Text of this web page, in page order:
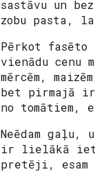
sastāvu un
zobu pasta,
Pērkot
vienādu
mērcēm,
bet pirmajā
no
Neēdam
ir lielākā
pretēji, esam